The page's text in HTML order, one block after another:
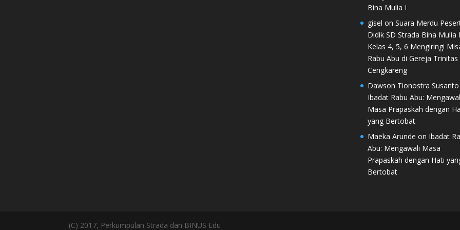
Bina Mulia I
gisel on Suara Merdu
Didik SD Strada Bina Mulia
Kelas 4, 5, 6 Mengiringi
Rabu Abu di Gereja Trinitas
Cengkareng
Dawson Tionostra Susanto
Ibadat Rabu Abu:
Masa Prapaskah dengan
yang Bertobat
Maeka Arunde on Ibadat
Abu: Mengawali Masa
Prapaskah dengan Hati
Bertobat
(C) 2017, Perkumpulan Strada dan BINUS Edu